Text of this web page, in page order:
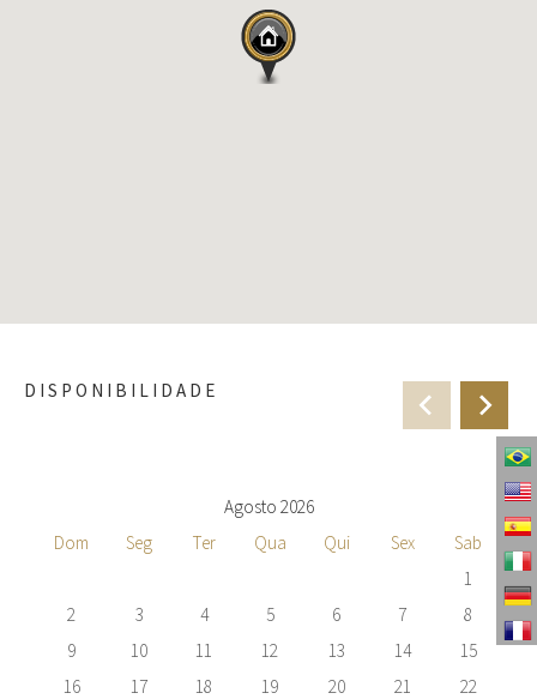
DISPONIBILIDADE
Agosto 2026
Dom
Seg Ter Qua Qui Sex
Sab
1
2
3 4 5 6 7
8
9
10 11 12 13 14
15
16
17 18 19 20 21
22